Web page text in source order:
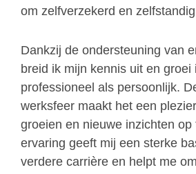
om zelfverzekerd en
Dankzij de ondersteuning van
breid ik mijn kennis uit en groei
professioneel als persoonlijk.
werksfeer maakt het een
groeien en nieuwe inzichten op
ervaring geeft mij een sterke
verdere carrière en helpt me